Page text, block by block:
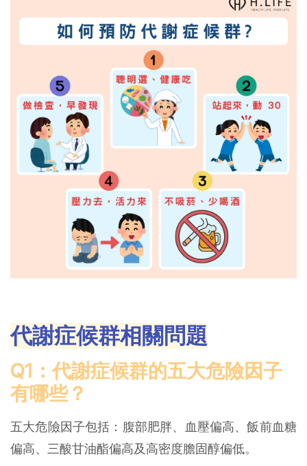
代謝症候群相關問題
Q1：代謝症候群的五大危險因子
有哪些？
五大危險因子包括：腹部肥胖、血壓偏高、飯前血糖
偏高、三酸甘油酯偏高及高密度膽固醇偏低。